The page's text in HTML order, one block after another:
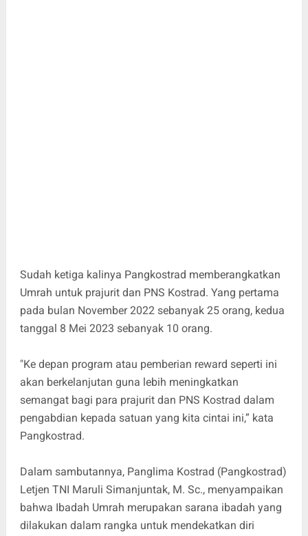
Sudah ketiga kalinya Pangkostrad memberangkatkan
Umrah untuk prajurit dan PNS Kostrad. Yang pertama
pada bulan November 2022 sebanyak 25 orang, kedua
tanggal 8 Mei 2023 sebanyak 10 orang.
"Ke depan program atau pemberian reward seperti ini
akan berkelanjutan guna lebih meningkatkan
semangat bagi para prajurit dan PNS Kostrad dalam
pengabdian kepada satuan yang kita cintai ini,” kata
Pangkostrad.
Dalam sambutannya, Panglima Kostrad (Pangkostrad)
Letjen TNI Maruli Simanjuntak, M. Sc., menyampaikan
bahwa Ibadah Umrah merupakan sarana ibadah yang
dilakukan dalam rangka untuk mendekatkan diri